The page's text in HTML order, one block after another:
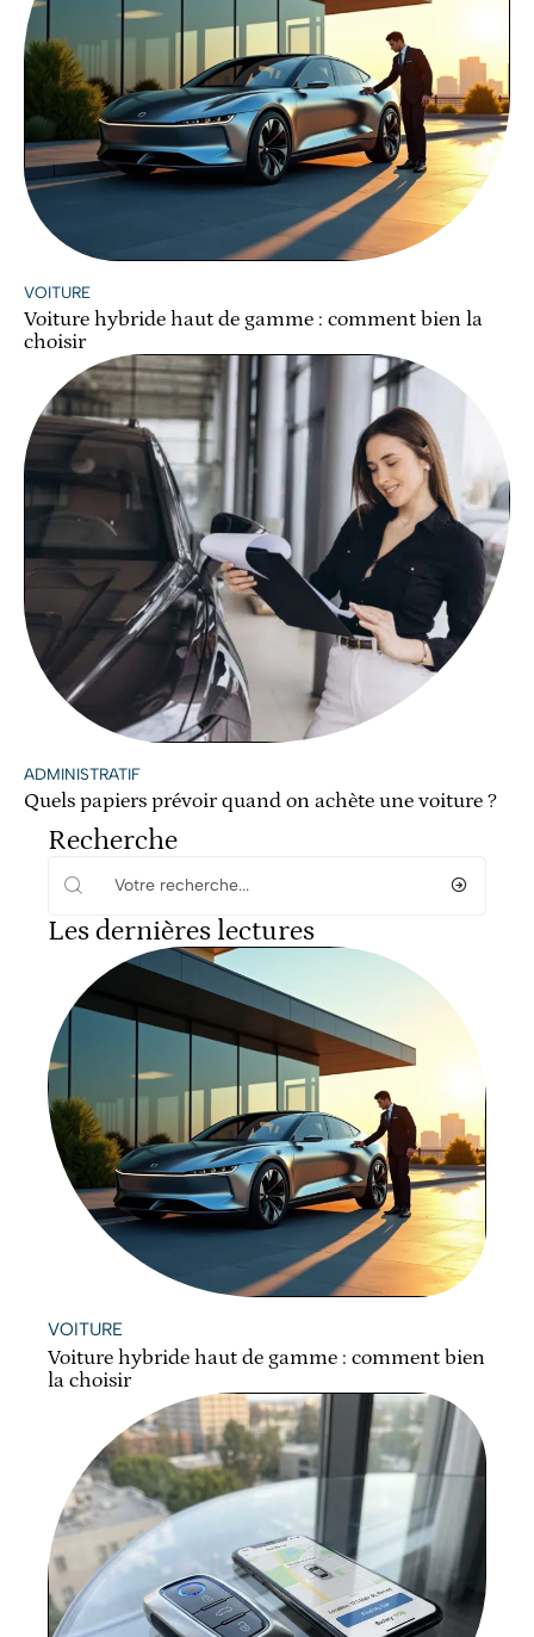
VOITURE
Voiture hybride haut de gamme : comment bien la
choisir
ADMINISTRATIF
Quels papiers prévoir quand on achète une voiture ?
Recherche
Les dernières lectures
VOITURE
Voiture hybride haut de gamme : comment bien
la choisir